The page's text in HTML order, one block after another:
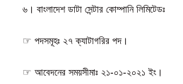
৬। বাংলাদেশ ডাটা সেন্টার কোম্পানি লিমিটেডঃ
☞ পদসমূহঃ ২৭ ক্যাটাগরির পদ।
☞ আবেদনের সময়সীমাঃ ২১-০১-২০২১ ইং।